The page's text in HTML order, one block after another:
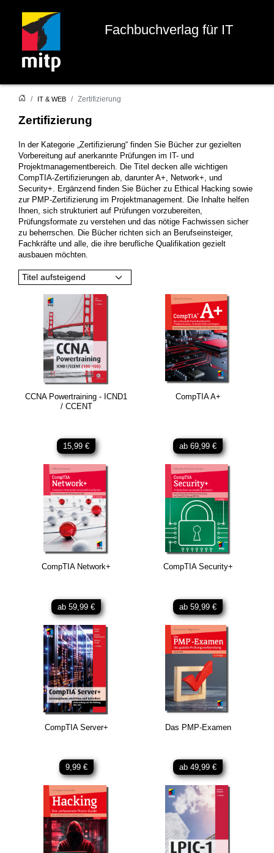
Fachbuchverlag für IT
IT & WEB Zertifizierung
Zertifizierung
In der Kategorie „Zertifizierung“ finden Sie Bücher zur gezielten
Vorbereitung auf anerkannte Prüfungen im IT- und
Projektmanagementbereich. Die Titel decken alle wichtigen
CompTIA-Zertifizierungen ab, darunter A+, Network+, und
Security+. Ergänzend finden Sie Bücher zu Ethical Hacking sowie
zur PMP-Zertifizierung im Projektmanagement. Die Inhalte helfen
Ihnen, sich strukturiert auf Prüfungen vorzubereiten,
Prüfungsformate zu verstehen und das nötige Fachwissen sicher
zu beherrschen. Die Bücher richten sich an Berufseinsteiger,
Fachkräfte und alle, die ihre berufliche Qualifikation gezielt
ausbauen möchten.
Titel aufsteigend
CCNA Powertraining - ICND1
/ CCENT
15,99 €
CompTIA A+
ab 69,99 €
CompTIA Network+
ab 59,99 €
CompTIA Security+
ab 59,99 €
CompTIA Server+
9,99 €
Das PMP-Examen
ab 49,99 €